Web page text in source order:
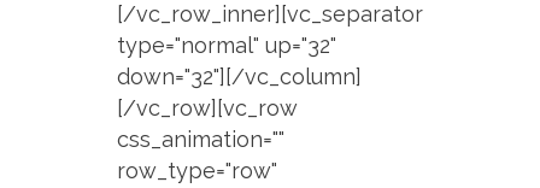
[/vc_row_inner][vc_separator
type="normal" up="32"
down="32"][/vc_column]
[/vc_row][vc_row
css_animation=""
row_type="row"